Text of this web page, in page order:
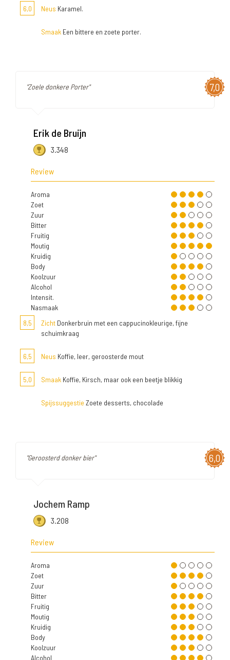
6,0 Neus Karamel.
Smaak Een bittere en zoete porter.
7,0
"Zoele donkere Porter"
Erik de Bruijn
3.348
Review
Aroma
Zoet
Zuur
Bitter
Fruitig
Moutig
Kruidig
Body
Koolzuur
Alcohol
Intensit.
Nasmaak
8,5
Zicht Donkerbruin met een cappucinokleurige, fijne
schuimkraag
6,5 Neus Koffie, leer, geroosterde mout
5,0 Smaak Koffie, Kirsch, maar ook een beetje blikkig
Spijssuggestie Zoete desserts, chocolade
6,0
"Geroosterd donker bier"
Jochem Ramp
3.208
Review
Aroma
Zoet
Zuur
Bitter
Fruitig
Moutig
Kruidig
Body
Koolzuur
Alcohol